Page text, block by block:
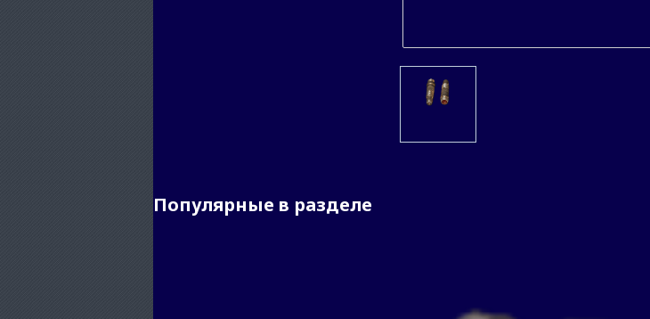
Популярные в разделе